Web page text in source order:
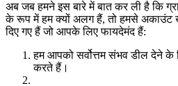
अब जब हमने इस बारे में बात कर ली है कि
के रूप में हम क्यों अलग हैं, तो हमसे अकाउंट
दिए गए हैं जो आपके लिए फायदेमंद हैं:
हम आपको सर्वोत्तम संभव डील देने के
करते हैं।